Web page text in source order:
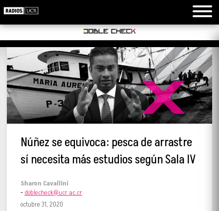
Núñez se equivoca: pesca de arrastre
sí necesita más estudios según Sala IV
Sharon Cavallini
- doblecheck@ucr.ac.cr
octubre 31, 2020